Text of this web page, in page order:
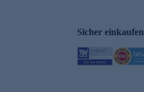
Sicher einkaufen